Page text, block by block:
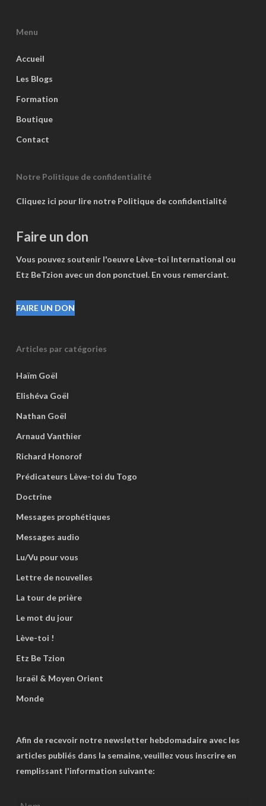
Menu
Accueil
Les Blogs
Formation
Boutique
Contact
Notre Politique de confidentialité
Cliquez ici pour lire notre Politique de confidentialité
Faire un don
Vous pouvez soutenir l'oeuvre Lève-toi International ou
Etz BeTzion avec un don ponctuel. En vous remerciant.
FAIRE UN DON
Articles par catégories
Haïm Goël
Elishéva Goël
Nathan Goël
Arnaud Vanthier
Richard Honorof
Prédicateurs Lève-toi du Togo
Doctrine
Messages prophétiques
Messages audio
Lu/Vu pour vous
Lettre de nouvelles
La tour de prière
Le mot du jour
Lève-toi !
Etz Be Tzion
Israël & Moyen Orient
Monde
Afin de recevoir notre newsletter hebdomadaire avec les
articles publiés dans la semaine, veuillez vous inscrire en
remplissant l'information suivante: